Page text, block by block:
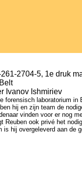
2704-5, 1e druk
Ivanov Ishmiriev
forensisch laboratorium
hij en zijn team de
vinden voor er nog
ook privé het
hij overgeleverd aan de